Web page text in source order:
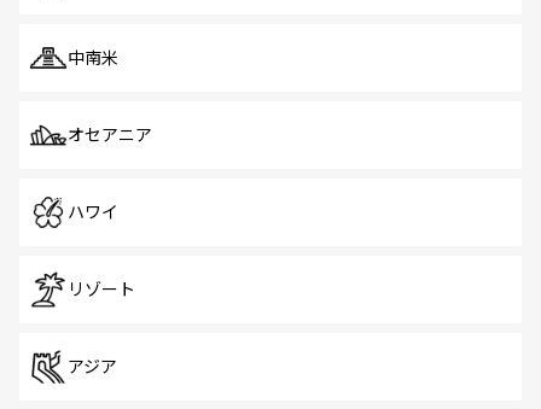
中南米
オセアニア
ハワイ
リゾート
アジア